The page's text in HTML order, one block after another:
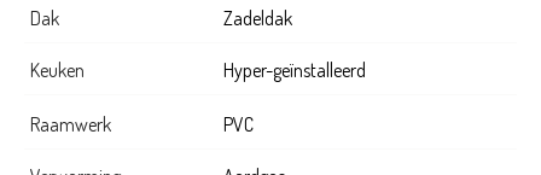
Dak Zadeldak
Keuken Hyper-geïnstalleerd
Raamwerk PVC